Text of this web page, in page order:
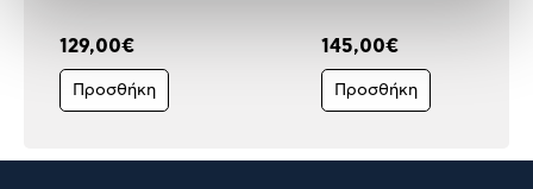
129,00€
Προσθήκη
145,00€
Προσθήκη